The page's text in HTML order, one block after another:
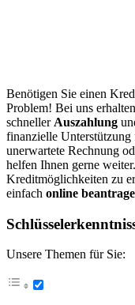
Benötigen Sie einen
Problem! Bei uns
schneller Auszahlung
finanzielle
unerwartete Rechnung
helfen Ihnen gerne
Kreditmöglichkeiten zu
einfach online
Unsere Themen für Sie: